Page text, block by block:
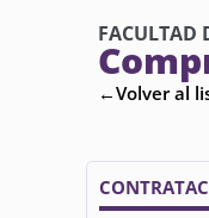
FACULTAD
←Volver al